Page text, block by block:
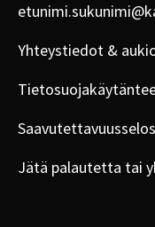
Yhteystiedot &
Jätä palautetta tai